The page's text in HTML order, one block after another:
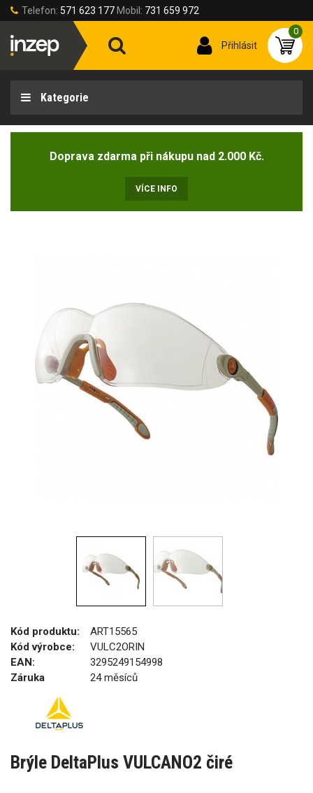
Telefon: 571 623 177 Mobil: 731 659 972
Přihlásit
0
Kategorie
Doprava zdarma při nákupu nad 2.000 Kč.
VÍCE INFO
Kód produktu:
ART15565
Kód výrobce:
VULC2ORIN
EAN:
3295249154998
Záruka
24 měsíců
Brýle DeltaPlus VULCANO2 čiré